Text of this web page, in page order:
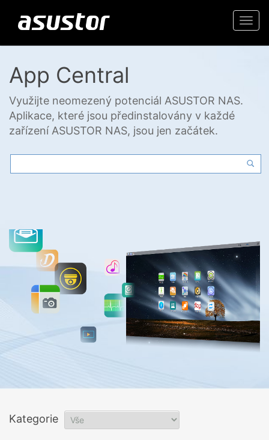
App Central
Využijte neomezený potenciál ASUSTOR NAS.
Aplikace, které jsou předinstalovány v každé
zařízení ASUSTOR NAS, jsou jen začátek.
Kategorie